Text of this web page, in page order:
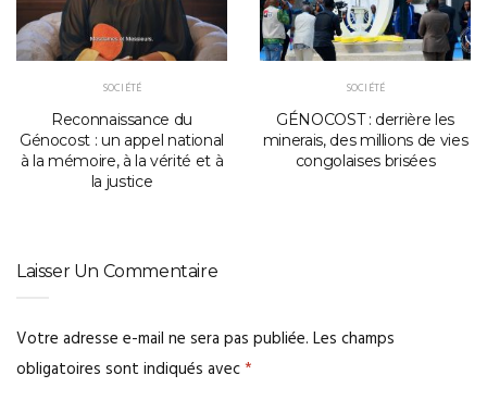
SOCIÉTÉ
Reconnaissance du
Génocost : un appel national
à la mémoire, à la vérité et à
la justice
SOCIÉTÉ
GÉNOCOST : derrière les
minerais, des millions de vies
congolaises brisées
Laisser Un Commentaire
Votre adresse e-mail ne sera pas publiée. Les champs
obligatoires sont indiqués avec*